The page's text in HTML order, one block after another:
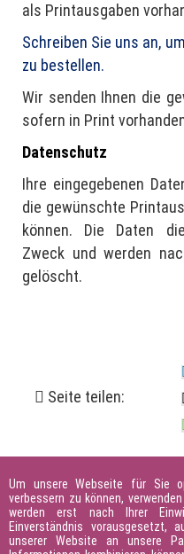
als Printausgaben
Schreiben Sie uns an,
zu bestellen.
Wir senden Ihnen die
sofern in Print
Datenschutz
Ihre eingegebenen
die gewünschte
können. Die Daten
Zweck und werden
gelöscht.
Seite teilen:
Um unsere Webseite für Sie
verbessern zu können,
werden erst nach Ihrer
Einverständnis vorausgesetzt,
unserer Website an unsere